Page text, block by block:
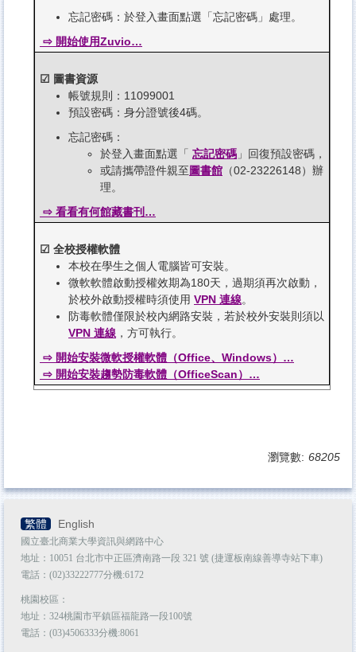
忘記密碼：於登入畫面點選「忘記密碼」處理。
⇨ 開始使用Zuvio…
☑ 圖書資源
帳號規則：11099001
預設密碼：身分證號後4碼。
忘記密碼：
於登入畫面點選「 忘記密碼 」回復預設密碼，
或請攜帶證件親至圖書館 （02-23226148）辦
理。
⇨ 看看有何館藏書刊…
☑ 全校授權軟體
本校在學生之個人電腦皆可安裝。
微軟軟體啟動授權效期為180天，過期須再次啟動，
於校外啟動授權時須使用 VPN 連線。
防毒軟體僅限於校內網路安裝，若於校外安裝則須以
VPN 連線 ，方可執行。
⇨ 開始安裝微軟授權軟體（Office、Windows）…
⇨ 開始安裝趨勢防毒軟體（OfficeScan）…
瀏覽數: 68205
繁體 English
國立臺北商業大學資訊與網路中心
地址：10051 台北市中正區濟南路一段 321 號 (捷運板南線善導寺站下車)
電話：(02)33222777分機:6172
桃園校區：
地址：324桃園市平鎮區福龍路一段100號
電話：(03)4506333分機:8061